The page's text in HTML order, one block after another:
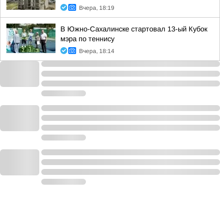
Вчера, 18:19
В Южно-Сахалинске стартовал 13-ый Кубок
мэра по теннису
Вчера, 18:14